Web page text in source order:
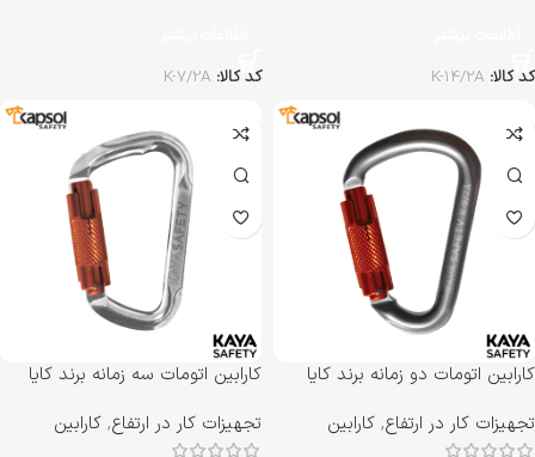
کد کالا: K-14/2A کد کالا: K-7/2A
کارابین اتومات دو زمانه برند کایا
9/2A
تجهیزات کار در ارتفاع, کارابین
کارابین اتومات سه زمانه برند کایا
13/3A
تجهیزات کار در ارتفاع, کارابین